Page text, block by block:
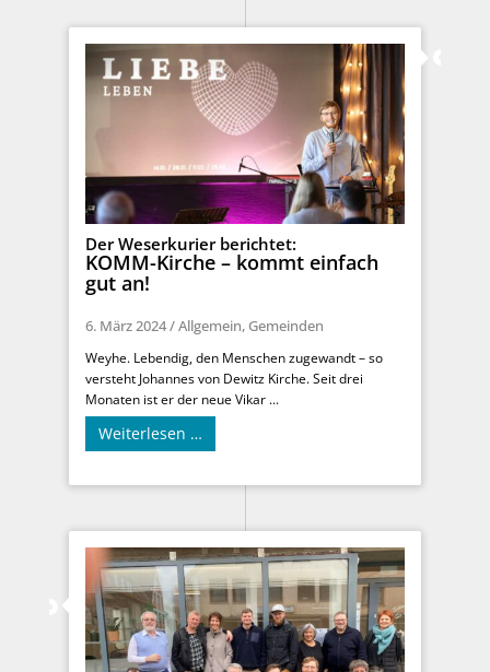
Der Weserkurier berichtet:
KOMM-Kirche – kommt einfach
gut an!
6. März 2024/Allgemein, Gemeinden
Weyhe. Lebendig, den Menschen zugewandt – so
versteht Johannes von Dewitz Kirche. Seit drei
Monaten ist er der neue Vikar ...
Weiterlesen …